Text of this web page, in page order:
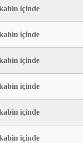
içinde
içinde
içinde
içinde
içinde
içinde